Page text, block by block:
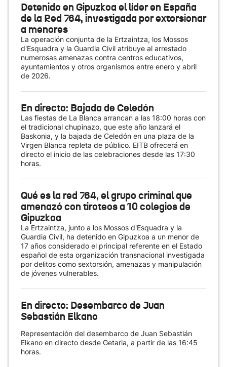
Detenido en Gipuzkoa el líder en España
de la Red 764, investigada por extorsionar
a menores
La operación conjunta de la Ertzaintza, los Mossos
d'Esquadra y la Guardia Civil atribuye al arrestado
numerosas amenazas contra centros educativos,
ayuntamientos y otros organismos entre enero y abril
de 2026.
En directo: Bajada de Celedón
Las fiestas de La Blanca arrancan a las 18:00 horas con
el tradicional chupinazo, que este año lanzará el
Baskonia, y la bajada de Celedón en una plaza de la
Virgen Blanca repleta de público. EITB ofrecerá en
directo el inicio de las celebraciones desde las 17:30
horas.
Qué es la red 764, el grupo criminal que
amenazó con tiroteos a 10 colegios de
Gipuzkoa
La Ertzaintza, junto a los Mossos d'Esquadra y la
Guardia Civil, ha detenido en Gipuzkoa a un menor de
17 años considerado el principal referente en el Estado
español de esta organización transnacional investigada
por delitos como sextorsión, amenazas y manipulación
de jóvenes vulnerables.
En directo: Desembarco de Juan
Sebastián Elkano
Representación del desembarco de Juan Sebastián
Elkano en directo desde Getaria, a partir de las 16:45
horas.